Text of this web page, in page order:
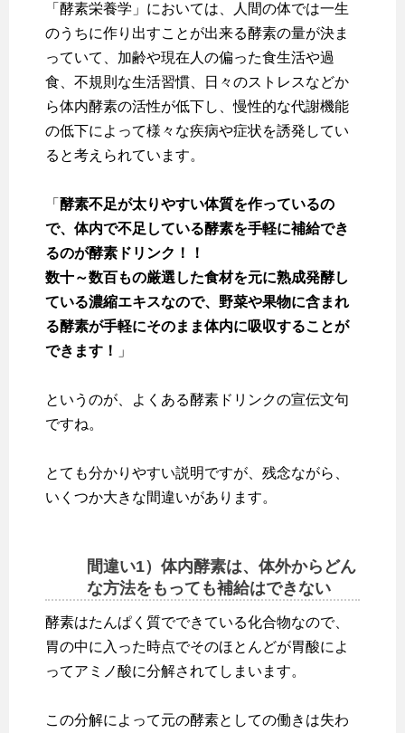
「酵素栄養学」においては、人間の体では一生
のうちに作り出すことが出来る酵素の量が決ま
っていて、加齢や現在人の偏った食生活や過
食、不規則な生活習慣、日々のストレスなどか
ら体内酵素の活性が低下し、慢性的な代謝機能
の低下によって様々な疾病や症状を誘発してい
ると考えられています。
「 酵素不足が太りやすい体質を作っているの
で、体内で不足している酵素を手軽に補給でき
るのが酵素ドリンク！！
数十～数百もの厳選した食材を元に熟成発酵し
ている濃縮エキスなので、野菜や果物に含まれ
る酵素が手軽にそのまま体内に吸収することが
できます！
」
というのが、よくある酵素ドリンクの宣伝文句
ですね。
とても分かりやすい説明ですが、残念ながら、
いくつか大きな間違いがあります。
間違い1）体内酵素は、体外からどん
な方法をもっても補給はできない
酵素はたんぱく質でできている化合物なので、
胃の中に入った時点でそのほとんどが胃酸によ
ってアミノ酸に分解されてしまいます。
この分解によって元の酵素としての働きは失わ